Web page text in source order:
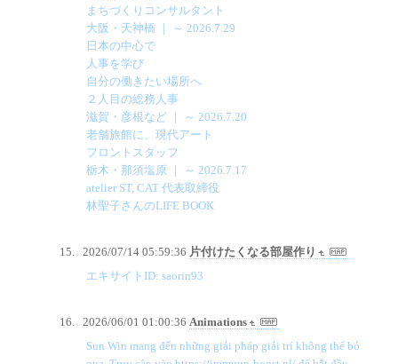
まちづくりコンサルタント
大阪・天神橋 ｜ ～ 2026.7.29
日本の中心で
人事を学び
自分の働きたい場所へ
２人目の総務人事
滋賀・彦根など ｜ ～ 2026.7.20
老舗旅館に、現代アート
フロントスタッフ
栃木・那須塩原 ｜ ～ 2026.7.17
atelier ST, CAT 代表取締役
林聖子さんのLIFE BOOK
2026/07/14 05:59:36 片付けたくなる部屋作り
エキサイトID: saorin93
2026/06/01 01:00:36 Animations
Sun Win mang đến những giải pháp giải trí không thể bỏ